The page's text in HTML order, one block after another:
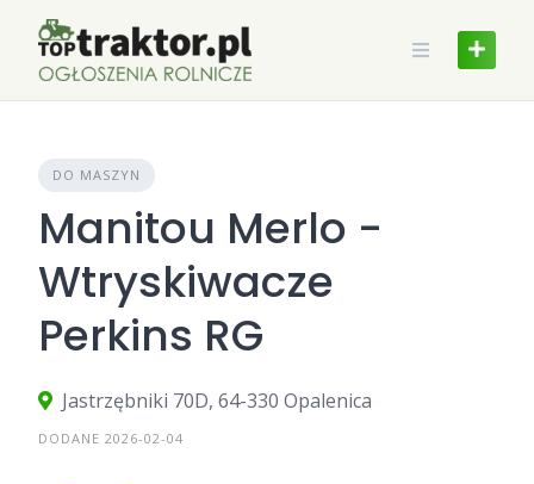
content
DO MASZYN
Manitou Merlo -
Wtryskiwacze
Perkins RG
Jastrzębniki 70D, 64-330 Opalenica
DODANE 2026-02-04